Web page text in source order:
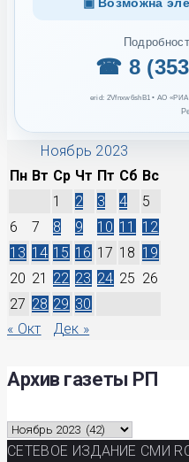
▣ Возможна
☎ 8
erid: 2Vfnxw6shB1 • АО
Ноябрь 2023
Пн Вт Ср Чт Пт Сб Вс
1
2 3 4
5
6
7 8 9 10 11
12
13 14 15 16 17 18 19
20 21 22 23 24 25 26
27 28 29 30
« Окт
Дек »
Архив газеты РП
Архив
газеты
СЕТЕВОЕ ИЗДАНИЕ СМИ